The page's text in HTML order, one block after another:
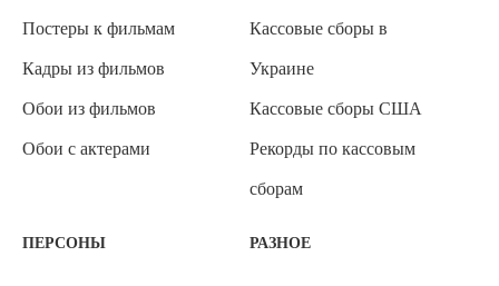
Постеры к фильмам
Кадры из фильмов
Обои из фильмов
Обои с актерами
Кассовые сборы в
Украине
Кассовые сборы США
Рекорды по кассовым
сборам
ПЕРСОНЫ РАЗНОЕ